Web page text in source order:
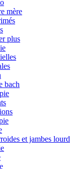
mère
plus
bach
et jambes lourd